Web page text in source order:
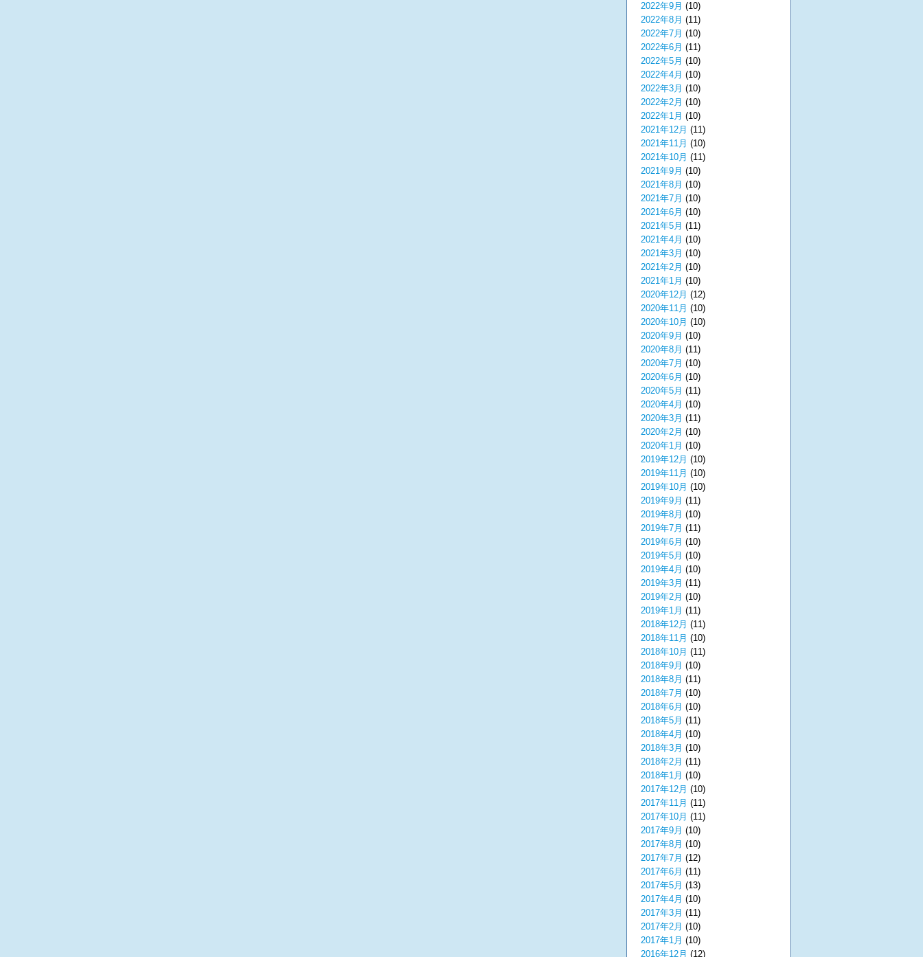
2022年9月 (10)
2022年8月 (11)
2022年7月 (10)
2022年6月 (11)
2022年5月 (10)
2022年4月 (10)
2022年3月 (10)
2022年2月 (10)
2022年1月 (10)
2021年12月 (11)
2021年11月 (10)
2021年10月 (11)
2021年9月 (10)
2021年8月 (10)
2021年7月 (10)
2021年6月 (10)
2021年5月 (11)
2021年4月 (10)
2021年3月 (10)
2021年2月 (10)
2021年1月 (10)
2020年12月 (12)
2020年11月 (10)
2020年10月 (10)
2020年9月 (10)
2020年8月 (11)
2020年7月 (10)
2020年6月 (10)
2020年5月 (11)
2020年4月 (10)
2020年3月 (11)
2020年2月 (10)
2020年1月 (10)
2019年12月 (10)
2019年11月 (10)
2019年10月 (10)
2019年9月 (11)
2019年8月 (10)
2019年7月 (11)
2019年6月 (10)
2019年5月 (10)
2019年4月 (10)
2019年3月 (11)
2019年2月 (10)
2019年1月 (11)
2018年12月 (11)
2018年11月 (10)
2018年10月 (11)
2018年9月 (10)
2018年8月 (11)
2018年7月 (10)
2018年6月 (10)
2018年5月 (11)
2018年4月 (10)
2018年3月 (10)
2018年2月 (11)
2018年1月 (10)
2017年12月 (10)
2017年11月 (11)
2017年10月 (11)
2017年9月 (10)
2017年8月 (10)
2017年7月 (12)
2017年6月 (11)
2017年5月 (13)
2017年4月 (10)
2017年3月 (11)
2017年2月 (10)
2017年1月 (10)
2016年12月 (12)